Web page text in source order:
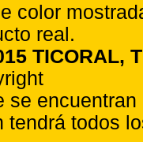
color
real.
TICORAL,
se
tendrá todos